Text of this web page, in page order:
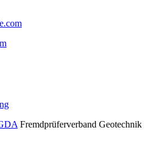
Fremdprüferverband Geotechnik